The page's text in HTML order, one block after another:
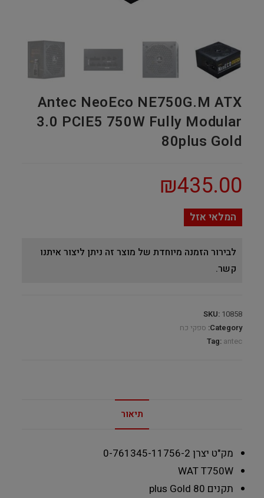
Antec NeoEco NE750G.M ATX
3.0 PCIE5 750W Fully Modular
80plus Gold
₪435.00
המלאי אזל
לבירור הזמנה מיוחדת של מוצר זה ניתן ליצור איתנו
קשר.
SKU: 10858
Category: ספקי כח
Tag: antec
תיאור
מק"ט יצרן 0-761345-11756-2
WAT T750W
תקנים 80 plus Gold